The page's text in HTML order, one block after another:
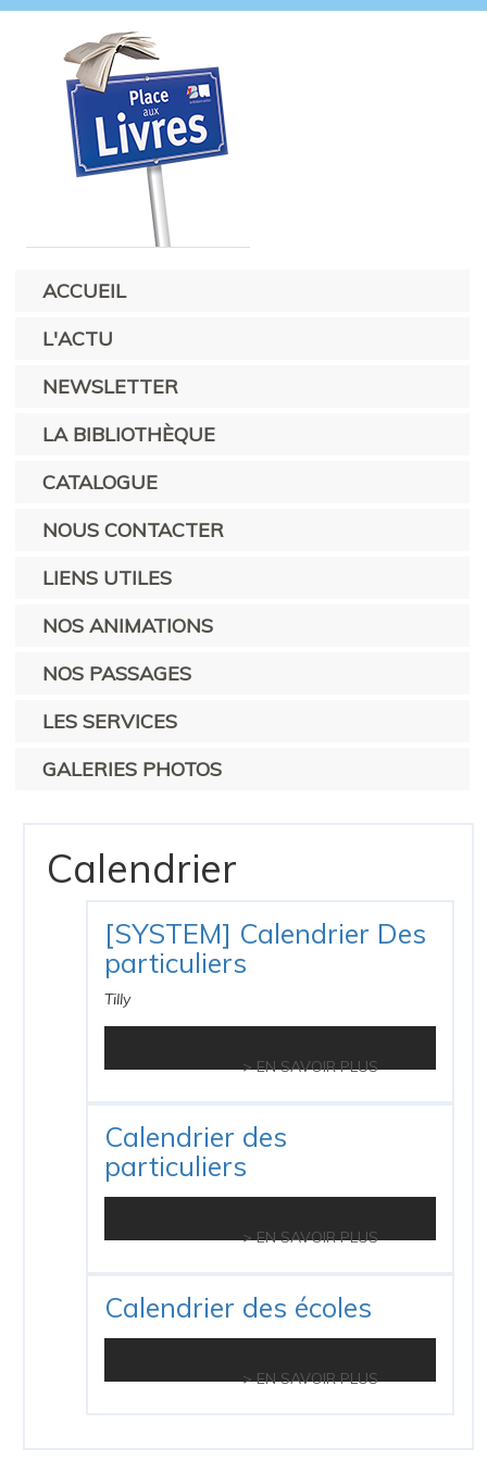
ACCUEIL
L'ACTU
NEWSLETTER
LA BIBLIOTHÈQUE
CATALOGUE
NOUS CONTACTER
LIENS UTILES
NOS ANIMATIONS
NOS PASSAGES
LES SERVICES
GALERIES PHOTOS
Calendrier
[SYSTEM] Calendrier Des
particuliers
Tilly
> EN SAVOIR PLUS
Calendrier des
particuliers
> EN SAVOIR PLUS
Calendrier des écoles
> EN SAVOIR PLUS